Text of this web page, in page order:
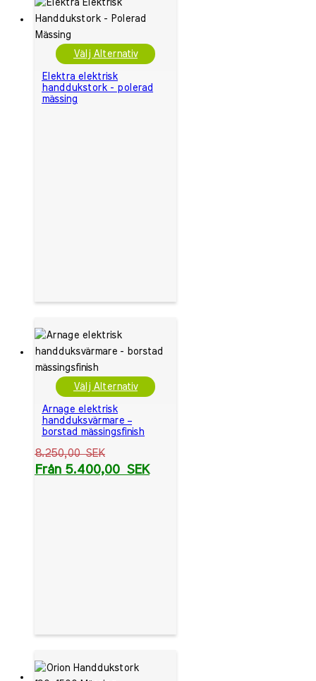
Välj Alternativ
Elektra elektrisk
handdukstork - polerad
mässing
Välj Alternativ
Arnage elektrisk
handduksvärmare –
borstad mässingsfinish
8.250,00SEK
Från 5.400,00 SEK